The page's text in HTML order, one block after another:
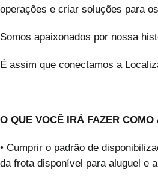
operações e criar soluções para
Somos apaixonados por nossa
É assim que conectamos a
O QUE VOCÊ IRÁ FAZER
• Cumprir o padrão de
da frota disponível para aluguel e